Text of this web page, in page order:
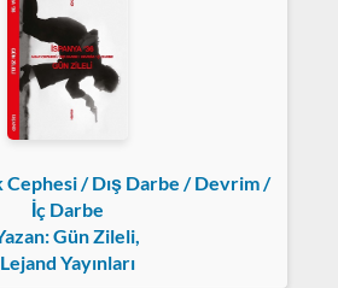
Cephesi / Dış Darbe / Devrim /
İç Darbe
Gün Zileli,
Lejand Yayınları